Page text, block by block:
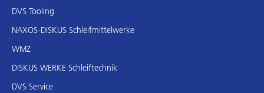
DVS Tooling
NAXOS-DISKUS Schleifmittelwerke
WMZ
DISKUS WERKE Schleiftechnik
DVS Service